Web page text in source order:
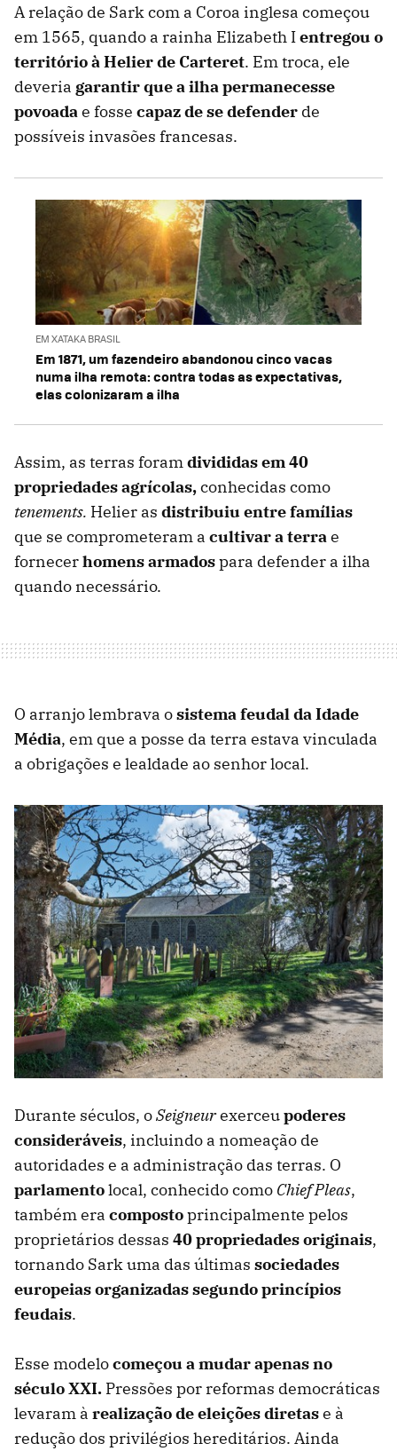
A relação de Sark com a Coroa inglesa começou
em 1565, quando a rainha Elizabeth Ientregou o
território à Helier de Carteret. Em troca, ele
deveria garantir que a ilha permanecesse
povoadae fosse capaz de se defender de
possíveis invasões francesas.
EM XATAKA BRASIL
Em 1871, um fazendeiro abandonou cinco vacas
numa ilha remota: contra todas as expectativas,
elas colonizaram a ilha
Assim, as terras foramdivididas em 40
propriedades agrícolas,conhecidas como
tenements. Helier as distribuiu entre famílias
que se comprometeram a cultivar a terrae
fornecerhomens armadospara defender a ilha
quando necessário.
O arranjo lembrava osistema feudal da Idade
Média, em que a posse da terra estava vinculada
a obrigações e lealdade ao senhor local.
Durante séculos, oSeigneurexerceupoderes
consideráveis, incluindo a nomeação de
autoridades e a administração das terras. O
parlamentolocal, conhecido como Chief Pleas,
também era compostoprincipalmente pelos
proprietários dessas 40 propriedades originais,
tornando Sark uma das últimas sociedades
europeias organizadas segundo princípios
feudais.
Esse modelocomeçou a mudar apenas no
século XXI. Pressões por reformas democráticas
levaram à realizaçãode eleições diretase à
redução dos privilégios hereditários. Ainda